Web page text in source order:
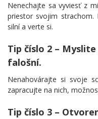
Nenechajte sa vyviesť z
priestor svojim
silní a verte si.
Tip číslo 2 –
falošní.
Nenahovárajte si svoje
zapracujte na nich,
Tip číslo 3 –